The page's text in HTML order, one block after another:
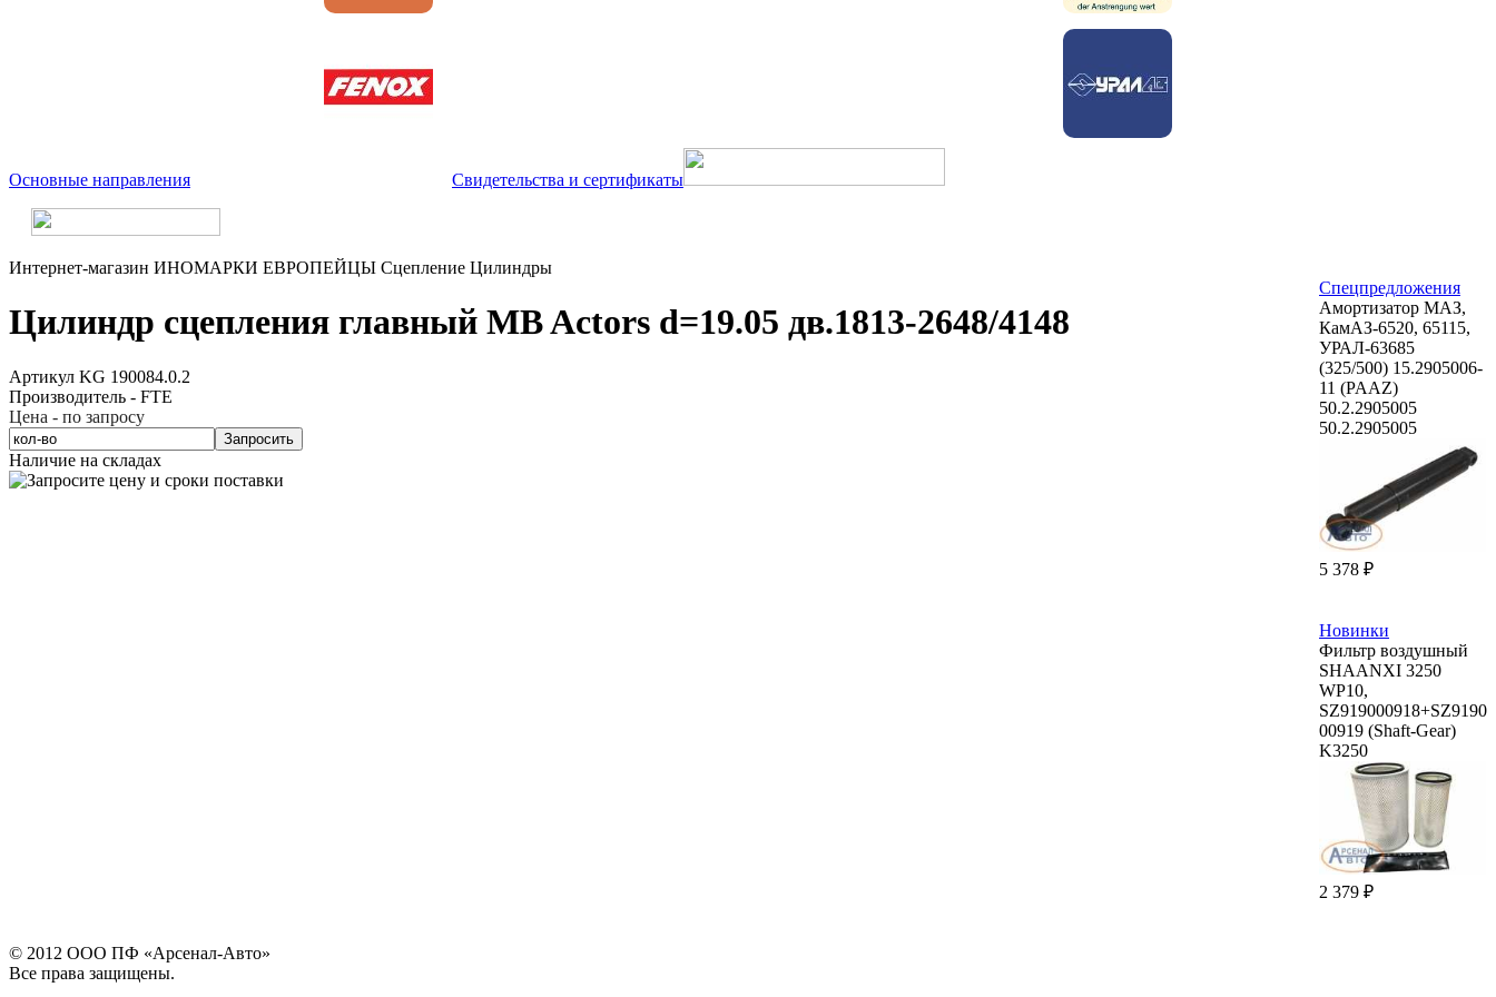
Основные направления Свидетельства и сертификаты
Интернет-магазин ИНОМАРКИ ЕВРОПЕЙЦЫ Сцепление Цилиндры
Цилиндр сцепления главный MB Actors d=19.05 дв.1813-2648/4148
Артикул KG 190084.0.2
Производитель - FTE
Цена - по запросу
Запросить
Наличие на складах
Спецпредложения
Амортизатор МАЗ,
КамАЗ-6520, 65115,
УРАЛ-63685
(325/500) 15.2905006-
11 (PAAZ)
50.2.2905005
50.2.2905005
5 378 ₽
Новинки
Фильтр воздушный
SHAANXI 3250
WP10,
SZ919000918+SZ9190
00919 (Shaft-Gear)
K3250
2 379 ₽
© 2012 ООО ПФ «Арсенал-Авто»
Все права защищены.